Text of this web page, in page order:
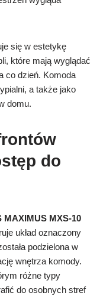
się w estetykę
które mają wyglądać
co dzień. Komoda
a także jako
domu.
do
MAXIMUS MXS-10
układ oznaczony
podzielona w
wnętrza komody.
różne typy
do osobnych stref